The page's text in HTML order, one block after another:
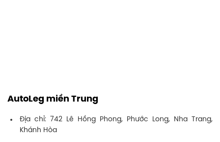
AutoLeg miền Trung
Địa chỉ: 742 Lê Hồng Phong, Phước Long, Nha Trang,
Khánh Hòa